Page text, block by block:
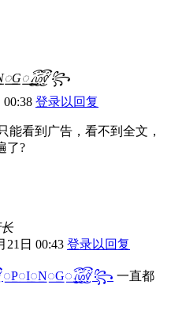
00:38 登录以回复
能看到广告，看不到全文，
了?
21日 00:43 登录以回复
一直都